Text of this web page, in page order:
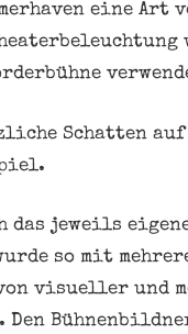
eine
Schatten
jeweils
so mit
visueller und